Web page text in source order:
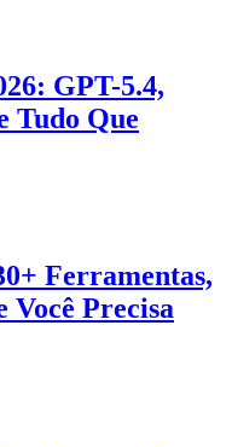
GPT-5.4,
Tudo Que
Ferramentas,
Você Precisa